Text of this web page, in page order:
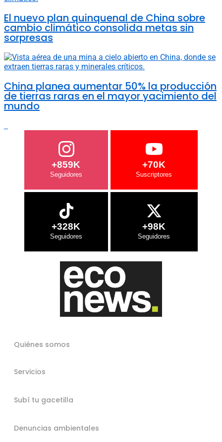
El nuevo plan quinquenal de China sobre
cambio climático consolida metas sin
sorpresas
China planea aumentar 50% la producción
de tierras raras en el mayor yacimiento del
mundo
+859K +70K
+328K +98K
Quiénes somos
Servicios
Subí tu gacetilla
Denuncias ambientales